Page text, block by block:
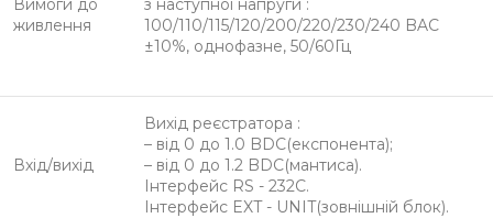
Вимоги до
живлення
з наступної напруги :
100/110/115/120/200/220/230/240 BAC
±10%, однофазне, 50/60Гц
Вхід/вихід
Вихід реєстратора :
– від 0 до 1.0 BDC(експонента);
– від 0 до 1.2 BDC(мантиса).
Інтерфейс RS - 232C.
Інтерфейс EXT - UNIT(зовнішній блок).